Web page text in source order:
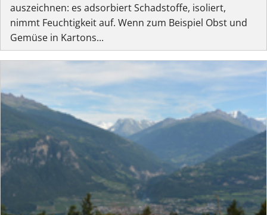
auszeichnen: es adsorbiert Schadstoffe, isoliert,
nimmt Feuchtigkeit auf. Wenn zum Beispiel Obst und
Gemüse in Kartons...